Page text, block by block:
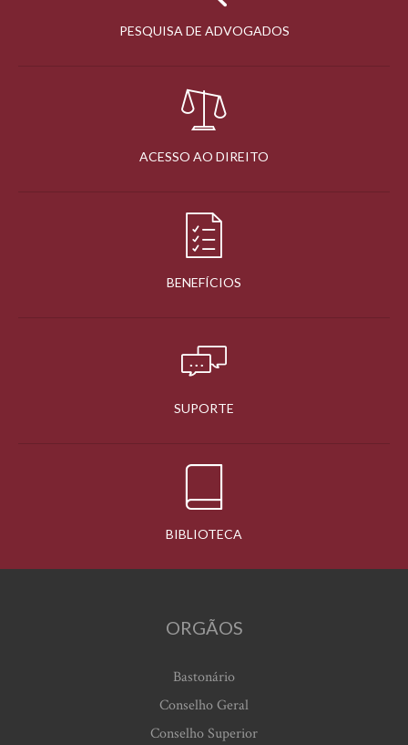
PESQUISA DE ADVOGADOS
ACESSO AO DIREITO
BENEFÍCIOS
SUPORTE
BIBLIOTECA
ORGÃOS
Bastonário
Conselho Geral
Conselho Superior